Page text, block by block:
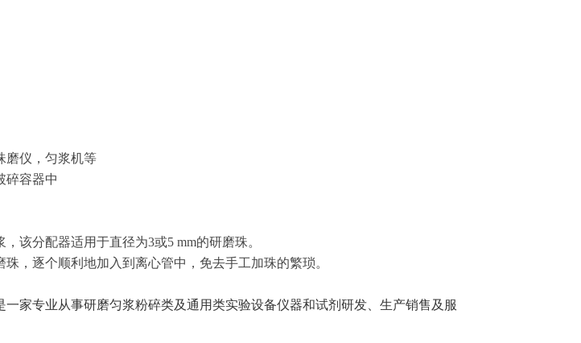
磨仪，匀浆机等
碎容器中
该分配器适用于直径为3或5 mm的研磨珠。
珠，逐个顺利地加入到离心管中，免去手工加珠的繁琐。
一家专业从事研磨匀浆粉碎类及通用类实验设备仪器和试剂研发、生产销售及服